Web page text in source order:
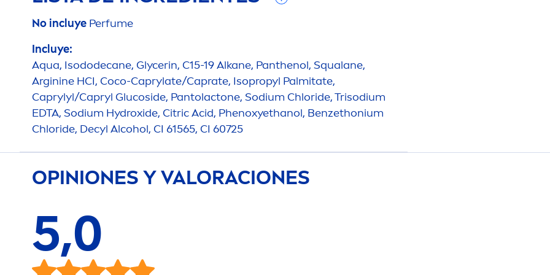
No incluye Perfume
Incluye:
Aqua, Isododecane, Glycerin, C15-19 Alkane, Panthenol, Squalane,
Arginine HCI, Coco-Caprylate/Caprate, Isopropyl Palmitate,
Caprylyl/Capryl Glucoside, Pantolactone, Sodium Chloride, Trisodium
EDTA, Sodium Hydroxide, Citric Acid, Phenoxyethanol, Benzethonium
Chloride, Decyl Alcohol, CI 61565, CI 60725
OPINIONES Y VALORACIONES
5,0